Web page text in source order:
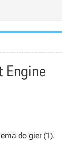
Engine
do gier (1).